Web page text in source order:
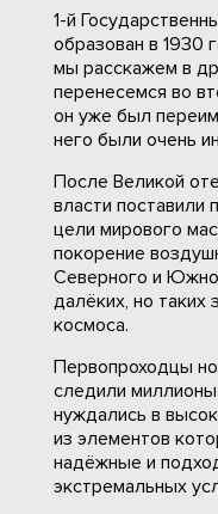
1-й
образован в 1930
мы расскажем в
перенесемся во
он уже был
него были очень
После Великой
власти поставили
цели мирового
покорение
Северного и
далёких, но таких
космоса.
Первопроходцы
следили миллионы
нуждались в
из элементов
надёжные и
экстремальных